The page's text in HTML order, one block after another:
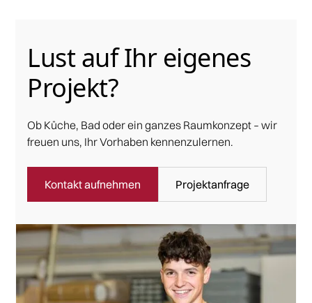
Lust auf Ihr eigenes
Projekt?
Ob Küche, Bad oder ein ganzes Raumkonzept – wir
freuen uns, Ihr Vorhaben kennenzulernen.
Kontakt aufnehmen Projektanfrage